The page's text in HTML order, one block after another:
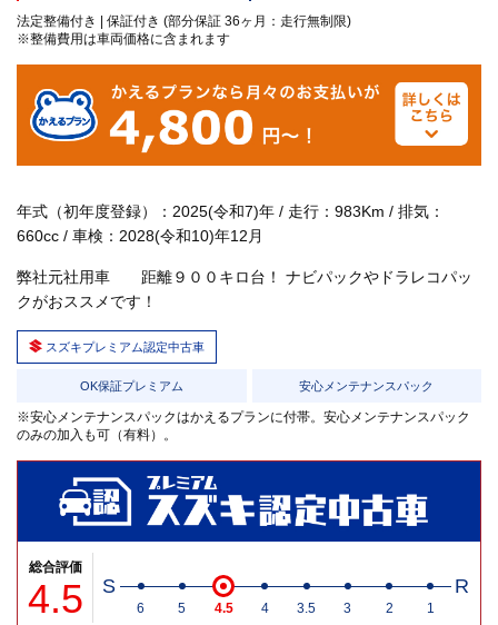
法定整備付き | 保証付き (部分保証 36ヶ月：走行無制限)
※整備費用は車両価格に含まれます
年式（初年度登録）：2025(令和7)年 / 走行：983Km / 排気：
660cc / 車検：2028(令和10)年12月
弊社元社用車 距離９００キロ台！ ナビパックやドラレコパッ
クがおススメです！
スズキプレミアム認定中古車
OK保証プレミアム 安心メンテナンスパック
※安心メンテナンスパックはかえるプランに付帯。安心メンテナンスパック
のみの加入も可（有料）。
総合評価
4.5 S R
6 5 4.5 4 3.5 3 2 1